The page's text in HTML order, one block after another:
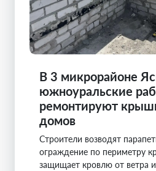
В 3 микрорайоне
южноуральские
ремонтируют
домов
Строители возводят
ограждение по периметру
защищает кровлю от ветра